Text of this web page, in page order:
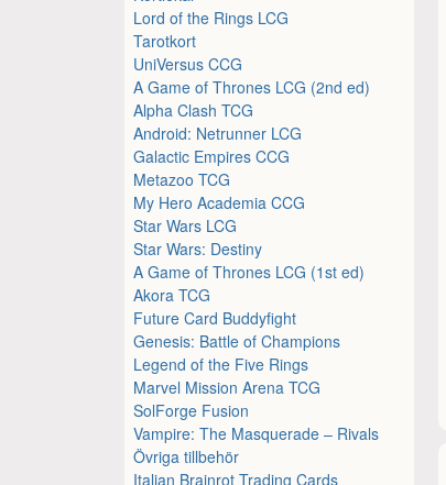
Lord of the Rings LCG
Tarotkort
UniVersus CCG
A Game of Thrones LCG (2nd ed)
Alpha Clash TCG
Android: Netrunner LCG
Galactic Empires CCG
Metazoo TCG
My Hero Academia CCG
Star Wars LCG
Star Wars: Destiny
A Game of Thrones LCG (1st ed)
Akora TCG
Future Card Buddyfight
Genesis: Battle of Champions
Legend of the Five Rings
Marvel Mission Arena TCG
SolForge Fusion
Vampire: The Masquerade – Rivals
Övriga tillbehör
Italian Brainrot Trading Cards